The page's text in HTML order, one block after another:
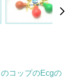
コップのEcgの